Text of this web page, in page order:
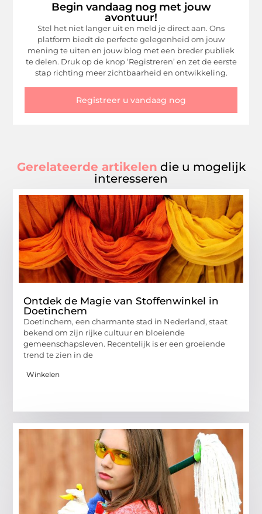
Begin vandaag nog met jouw
avontuur!
Stel het niet langer uit en meld je direct aan. Ons
platform biedt de perfecte gelegenheid om jouw
mening te uiten en jouw blog met een breder publiek
te delen. Druk op de knop ‘Registreren’ en zet de eerste
stap richting meer zichtbaarheid en ontwikkeling.
Registreer u vandaag nog
Gerelateerde artikelen die u mogelijk
interesseren
Ontdek de Magie van Stoffenwinkel in
Doetinchem
Doetinchem, een charmante stad in Nederland, staat
bekend om zijn rijke cultuur en bloeiende
gemeenschapsleven. Recentelijk is er een groeiende
trend te zien in de
Winkelen